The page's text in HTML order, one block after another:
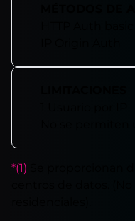
*(1)
Se proporcionan
centros de datos.